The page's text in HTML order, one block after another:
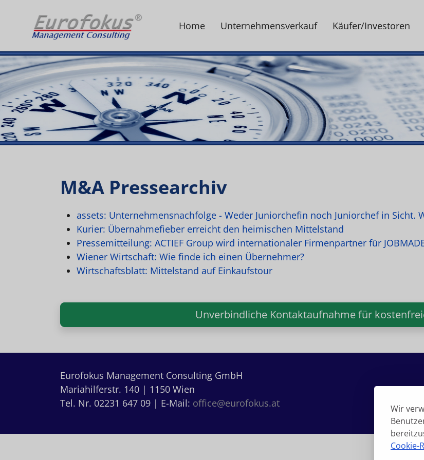
Wir
Cookie-
Home Unternehmensverkauf Käufer/Investoren
M&A Pressearchiv
assets: Unternehmensnachfolge - Weder Juniorchefin noch Juniorchef in Sicht.
Kurier: Übernahmefieber erreicht den heimischen Mittelstand
Pressemitteilung: ACTIEF Group wird internationaler Firmenpartner für
Wiener Wirtschaft: Wie finde ich einen Übernehmer?
Wirtschaftsblatt: Mittelstand auf Einkaufstour
Unverbindliche Kontaktaufnahme für
Eurofokus Management Consulting GmbH
Mariahilferstr. 140 | 1150 Wien
Tel. Nr. 02231 647 09 | E-Mail: office@eurofokus.at